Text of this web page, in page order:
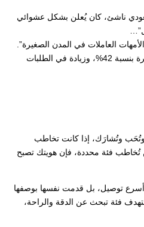
ناشئ، كان يُعلن بشكل عشوائي
العاملات في المدن الصغيرة”.
كانت النتيجة نقصًا في تكلفة النقرة بنسبة 42%، وزيادة في الطلبات
وتُحَب وتُشارَك، إذا كانت تخاطب
تُخاطب فئة محددة، فإن هويتك تصبح
توصيل، بل قدمت نفسها بوصفها
فئة تبحث عن الدقة والراحة،